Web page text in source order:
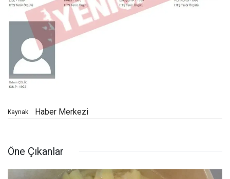
Kaynak: Haber Merkezi
Öne Çıkanlar